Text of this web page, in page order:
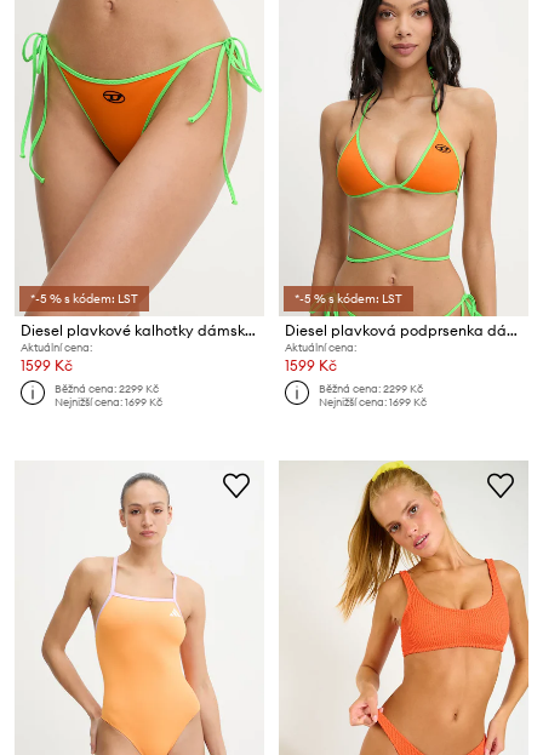
*-5 % s kódem: LST
Diesel plavkové kalhotky dámské ALBA-D-POP
Aktuální cena:
1599 Kč
Běžná cena:2299 Kč
Nejnižší cena:1699 Kč
*-5 % s kódem: LST
Diesel plavková podprsenka dámská TRISHA-D-POP
Aktuální cena:
1599 Kč
Běžná cena:2299 Kč
Nejnižší cena:1699 Kč